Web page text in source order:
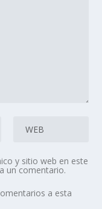
y sitio web en este
un comentario.
a esta